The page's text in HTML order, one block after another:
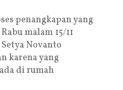
penangkapan yang
malam 15/11
Novanto
karena yang
di rumah